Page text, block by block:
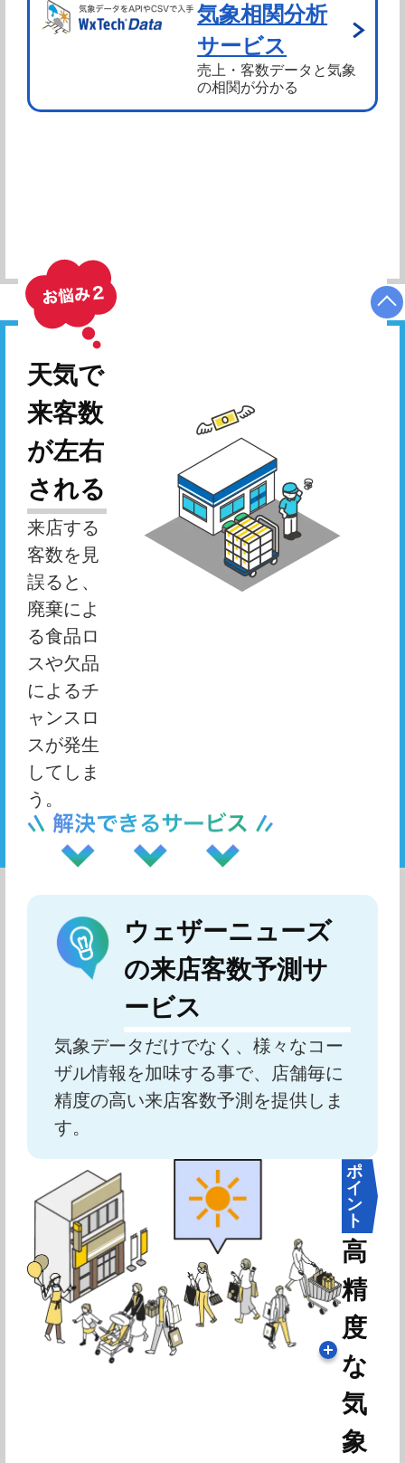
気象相関分析
サービス
売上・客数データと気象
の相関が分かる
天気で
来客数
が左右
される
来店する
客数を見
誤ると、
廃棄によ
る食品ロ
スや欠品
によるチ
ャンスロ
スが発生
してしま
う。
ウェザーニューズ
の来店客数予測サ
ービス
気象データだけでなく、様々なコー
ザル情報を加味する事で、店舗毎に
精度の高い来店客数予測を提供しま
す。
ポ
イ
ン
ト
高
精
度
な
気
象